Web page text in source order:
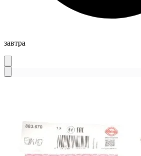
завтра